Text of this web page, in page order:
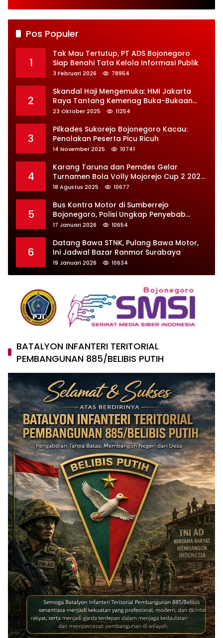
Pos Populer
1
Tak Mau Tertutup, PT ADS Bojonegoro
Siap Benahi Tata Kelola Informasi Publik
3 Februari 2026 78954
2
Skandal Haji Mengemuka: HMI Jakarta
Raya Tantang Kemenag Buka-Bukaan
Soal Kontrak Syarekah Bermasalah
23 Oktober 2025 11254
3
Pilkades Sukorejo Bojonegoro Kacau:
Penolakan Peserta Picu Ricuh
14 November 2025 10741
4
Karang Taruna dan Pemdes Gelar
Turnamen Bola Volly Mojorejo Cup 2 2025,
Diikuti 28 Tim
18 Agustus 2025 10677
5
Bus Kontra Motor di Sumberrejo
Bojonegoro, Polisi Ungkap Penyebab
Kecelakaan
17 Januari 2026 10654
6
Datang Bawa STNK, Pulang Bawa Motor,
Ini Jadwal Bazar Ranmor Surabaya
19 Januari 2026 10634
BATALYON INFANTERI TERITORIAL
PEMBANGUNAN 885/BELIBIS PUTIH